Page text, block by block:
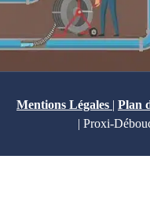
Mentions Légales | Plan
| Proxi-